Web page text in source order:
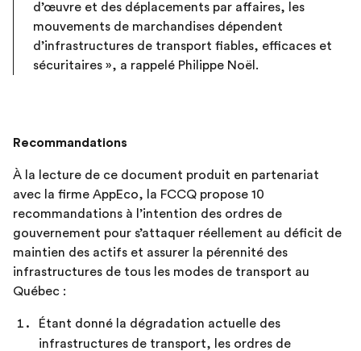
d’œuvre et des déplacements par affaires, les
mouvements de marchandises dépendent
d’infrastructures de transport fiables, efficaces et
sécuritaires », a rappelé Philippe Noël.
Recommandations
À la lecture de ce document produit en partenariat
avec la firme AppEco, la FCCQ propose 10
recommandations à l’intention des ordres de
gouvernement pour s’attaquer réellement au déficit de
maintien des actifs et assurer la pérennité des
infrastructures de tous les modes de transport au
Québec :
Étant donné la dégradation actuelle des
infrastructures de transport, les ordres de